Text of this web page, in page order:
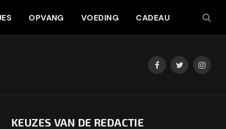
OPVANG VOEDING CADEAU
FacebookTwitter
KEUZES VAN DE REDACTIE